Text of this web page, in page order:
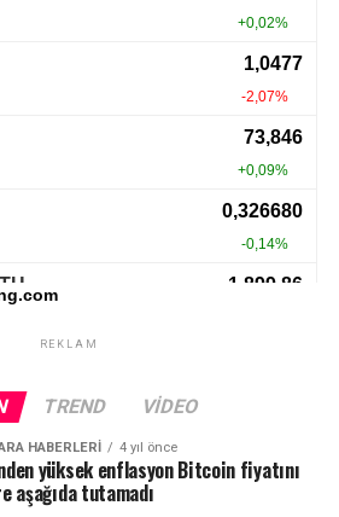
REKLAM
TREND VIDEO
HABERLERI 4 yıl önce
yüksek enflasyon Bitcoin fiyatını
aşağıda tutamadı